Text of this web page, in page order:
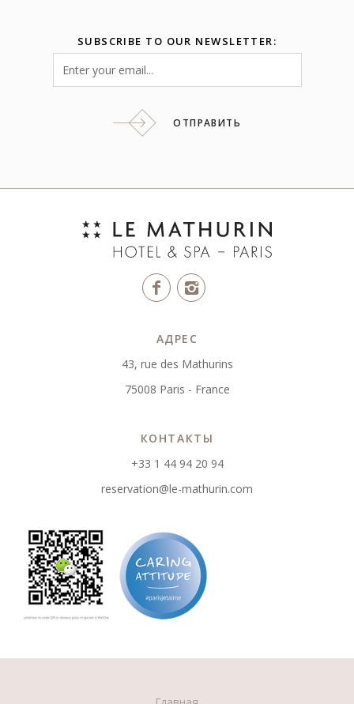
SUBSCRIBE TO OUR NEWSLETTER:
ОТПРАВИТЬ
АДРЕС
43, rue des Mathurins
75008 Paris - France
КОНТАКТЫ
+33 1 44 94 20 94
reservation@le-mathurin.com